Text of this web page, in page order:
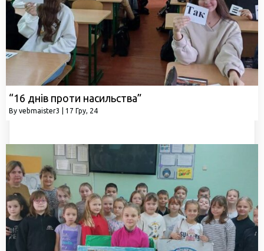
“16 днів проти насильства”
By vebmaister3 17 Гру, 24